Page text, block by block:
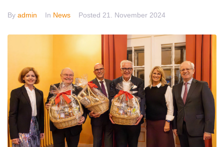
By admin In News Posted 21. November 2024